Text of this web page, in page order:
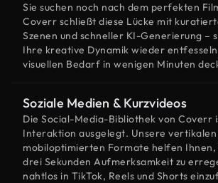
Sie suchen noch nach dem perfekten
Coverr schließt diese Lücke mit
Szenen und schneller KI-Generierung –
Ihre kreative Dynamik wieder
visuellen Bedarf in wenigen Minuten
Soziale Medien & Kurzvideos
Die Social-Media-Bibliothek von Coverr
Interaktion ausgelegt. Unsere vertikalen
mobiloptimierten Formate helfen Ihnen,
drei Sekunden Aufmerksamkeit zu
nahtlos in TikTok, Reels und Shorts